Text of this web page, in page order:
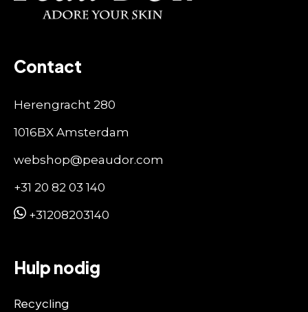
Contact
Herengracht 280
1016BX Amsterdam
webshop@peaudor.com
+31 20 82 03 140
+31208203140
Hulp nodig
Recycling